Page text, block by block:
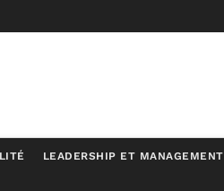
LEADERSHIP ET MANAGEMENT